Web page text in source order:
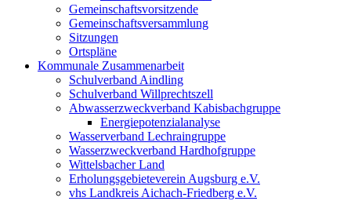
Gemeinschaftsvorsitzende
Gemeinschaftsversammlung
Sitzungen
Ortspläne
Kommunale Zusammenarbeit
Schulverband Aindling
Schulverband Willprechtszell
Abwasserzweckverband Kabisbachgruppe
Energiepotenzialanalyse
Wasserverband Lechraingruppe
Wasserzweckverband Hardhofgruppe
Wittelsbacher Land
Erholungsgebieteverein Augsburg e.V.
vhs Landkreis Aichach-Friedberg e.V.